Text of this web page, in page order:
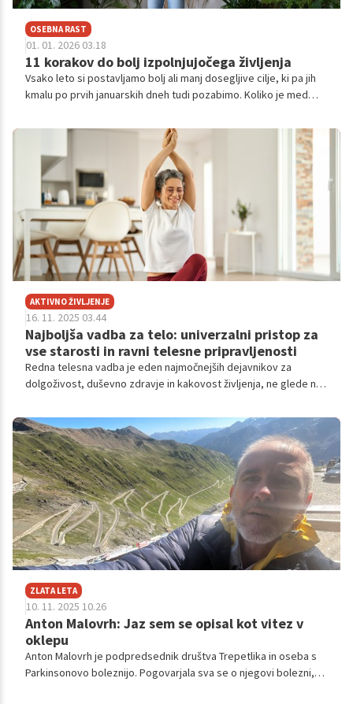
OSEBNA RAST
01. 01. 2026 03.18
11 korakov do bolj izpolnjujočega življenja
Vsako leto si postavljamo bolj ali manj dosegljive cilje, ki pa jih
kmalu po prvih januarskih dneh tudi pozabimo. Koliko je med
da bi se znali bolje postaviti zase, da bi poiskali družbo
navdihujočih ljudi, da ne bi bili tako zahtevni do sebe ... Verjetno
ste se vsaj v kakšni od naštetih idej prepoznali. Predstavljamo
vam 11 bistvenih zapovedi, ki jih je vredno upoštevati, če želite
nekaj storiti za svoje čustveno blagostanje in bolj izpolnjujoče
življenje.
AKTIVNO ŽIVLJENJE
16. 11. 2025 03.44
Najboljša vadba za telo: univerzalni pristop za
vse starosti in ravni telesne pripravljenosti
Redna telesna vadba je eden najmočnejših dejavnikov za
dolgoživost, duševno zdravje in kakovost življenja, ne glede na
ZLATA LETA
10. 11. 2025 10.26
Anton Malovrh: Jaz sem se opisal kot vitez v
oklepu
Anton Malovrh je podpredsednik društva Trepetlika in oseba s
Parkinsonovo boleznijo. Pogovarjala sva se o njegovi bolezni,